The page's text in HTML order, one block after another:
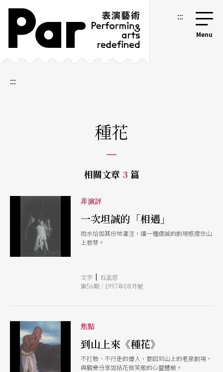
跳到主要內容區塊
網站導覽 :::
:::
種花
相關文章 3 篇
非演評
一次坦誠的「相遇」
雨水恰如其份地灌注，讓一種虔誠的劇場態度在山
上發芽。
文字 | 石孟慈
第56期 / 1997年08月號
焦點
到山上來《種花》
不打鼓、不行走的優人，要回到山上的老泉劇場，
與觀衆分享如拈花微笑般的心靈體驗。